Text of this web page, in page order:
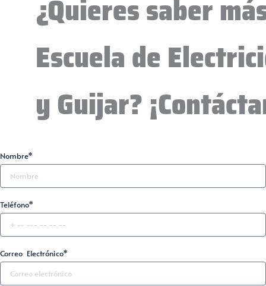
¿Quieres saber
Escuela de
y Guijar?
Nombre*
Teléfono*
Correo Electrónico*